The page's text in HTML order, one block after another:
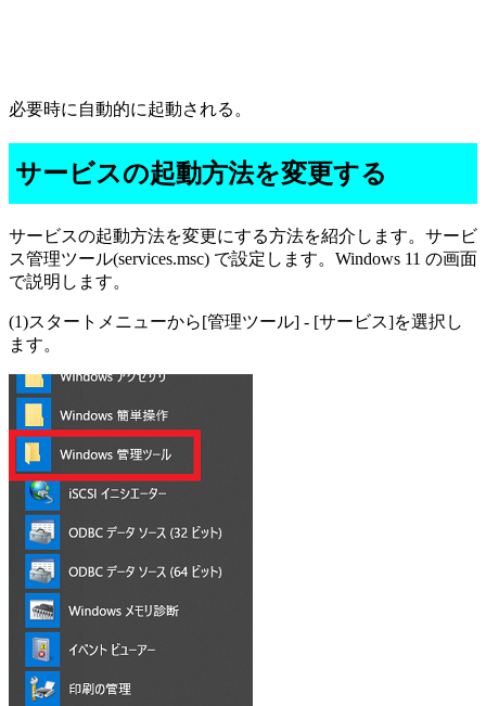
必要時に自動的に起動される。
サービスの起動方法を変更する
サービスの起動方法を変更にする方法を紹介します。サービ
ス管理ツール(services.msc) で設定します。Windows 11 の画面
で説明します。
(1)スタートメニューから[管理ツール] - [サービス]を選択し
ます。